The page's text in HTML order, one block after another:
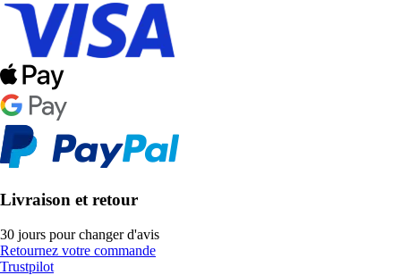
Livraison et retour
30 jours pour changer d'avis
Retournez votre commande
Trustpilot